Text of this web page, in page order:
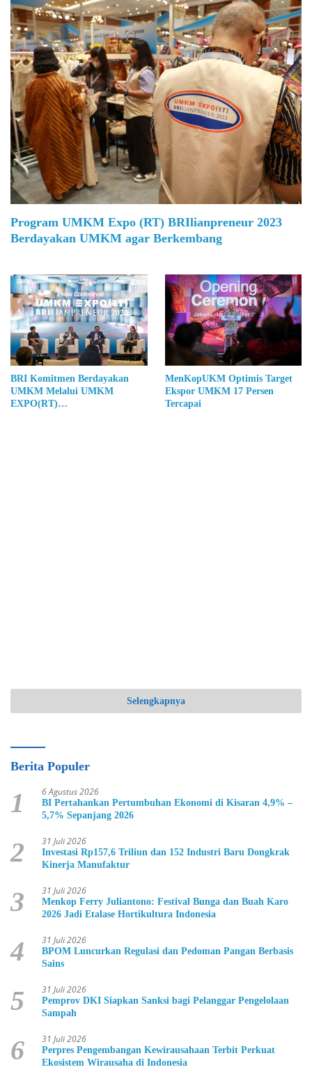
Program UMKM Expo (RT) BRIlianpreneur 2023
Berdayakan UMKM agar Berkembang
BRI Komitmen Berdayakan
UMKM Melalui UMKM
EXPO(RT)
MenKopUKM Optimis Target
Ekspor UMKM 17 Persen
Tercapai
Selengkapnya
Berita Populer
1 6 Agustus 2026
BI Pertahankan Pertumbuhan Ekonomi di Kisaran 4,9% –
5,7% Sepanjang 2026
2 31 Juli 2026
Investasi Rp157,6 Triliun dan 152 Industri Baru Dongkrak
Kinerja Manufaktur
3 31 Juli 2026
Menkop Ferry Juliantono: Festival Bunga dan Buah Karo
2026 Jadi Etalase Hortikultura Indonesia
4 31 Juli 2026
BPOM Luncurkan Regulasi dan Pedoman Pangan Berbasis
Sains
5 31 Juli 2026
Pemprov DKI Siapkan Sanksi bagi Pelanggar Pengelolaan
Sampah
6 31 Juli 2026
Perpres Pengembangan Kewirausahaan Terbit Perkuat
Ekosistem Wirausaha di Indonesia